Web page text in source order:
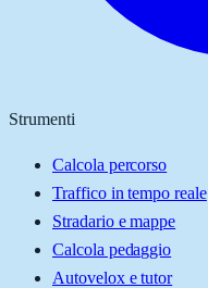
Strumenti
Calcola percorso
Traffico in tempo reale
Stradario e mappe
Calcola pedaggio
Autovelox e tutor